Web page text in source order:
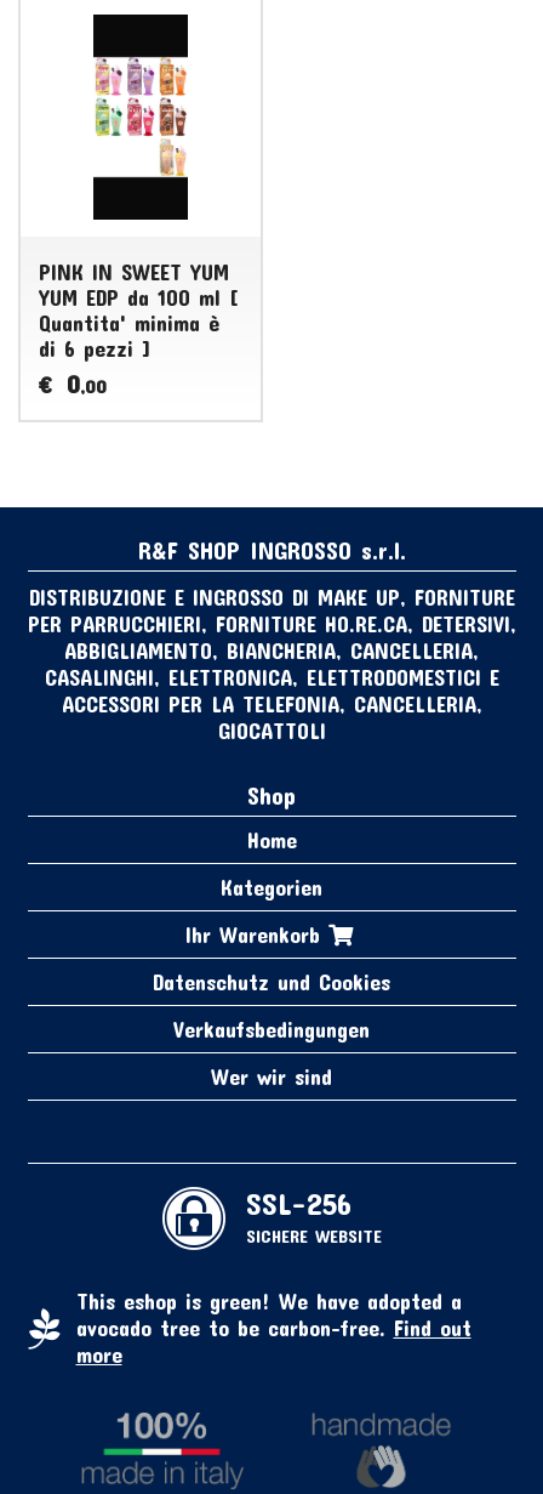
PINK IN SWEET YUM
YUM EDP da 100 ml [
Quantita' minima è
di 6 pezzi ]
€ 0,00
R&F SHOP INGROSSO s.r.l.
DISTRIBUZIONE E INGROSSO DI MAKE UP, FORNITURE
PER PARRUCCHIERI, FORNITURE HO.RE.CA, DETERSIVI,
ABBIGLIAMENTO, BIANCHERIA, CANCELLERIA,
CASALINGHI, ELETTRONICA, ELETTRODOMESTICI E
ACCESSORI PER LA TELEFONIA, CANCELLERIA,
GIOCATTOLI
Shop
Home
Kategorien
Ihr Warenkorb
Datenschutz und Cookies
Verkaufsbedingungen
Wer wir sind
SSL-256
SICHERE WEBSITE
This eshop is green! We have adopted a
avocado tree to be carbon-free. Find out
more